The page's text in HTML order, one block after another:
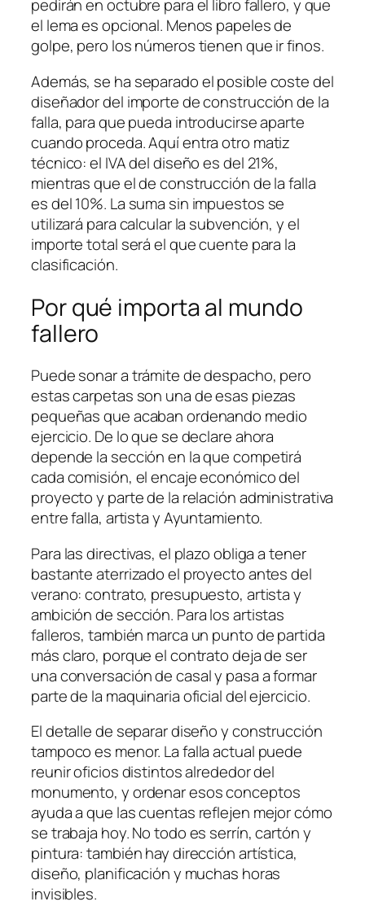
pedirán en octubre para el libro fallero, y que
el lema es opcional. Menos papeles de
golpe, pero los números tienen que ir finos.
Además, se ha separado el posible coste del
diseñador del importe de construcción de la
falla, para que pueda introducirse aparte
cuando proceda. Aquí entra otro matiz
técnico: el IVA del diseño es del 21%,
mientras que el de construcción de la falla
es del 10%. La suma sin impuestos se
utilizará para calcular la subvención, y el
importe total será el que cuente para la
clasificación.
Por qué importa al mundo
fallero
Puede sonar a trámite de despacho, pero
estas carpetas son una de esas piezas
pequeñas que acaban ordenando medio
ejercicio. De lo que se declare ahora
depende la sección en la que competirá
cada comisión, el encaje económico del
proyecto y parte de la relación administrativa
entre falla, artista y Ayuntamiento.
Para las directivas, el plazo obliga a tener
bastante aterrizado el proyecto antes del
verano: contrato, presupuesto, artista y
ambición de sección. Para los artistas
falleros, también marca un punto de partida
más claro, porque el contrato deja de ser
una conversación de casal y pasa a formar
parte de la maquinaria oficial del ejercicio.
El detalle de separar diseño y construcción
tampoco es menor. La falla actual puede
reunir oficios distintos alrededor del
monumento, y ordenar esos conceptos
ayuda a que las cuentas reflejen mejor cómo
se trabaja hoy. No todo es serrín, cartón y
pintura: también hay dirección artística,
diseño, planificación y muchas horas
invisibles.